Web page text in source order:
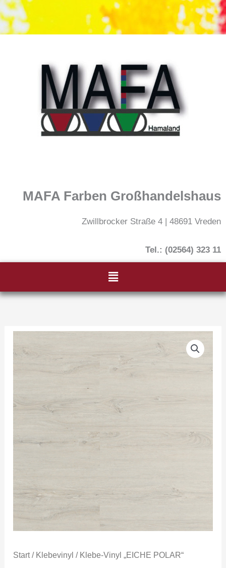
Zum
Inhalt
springen
MAFA Farben Großhandelshaus
Zwillbrocker Straße 4 | 48691 Vreden
Tel.: (02564) 323 11
Menü
Start/ Klebevinyl / Klebe-Vinyl „EICHE POLAR“
Vinyl